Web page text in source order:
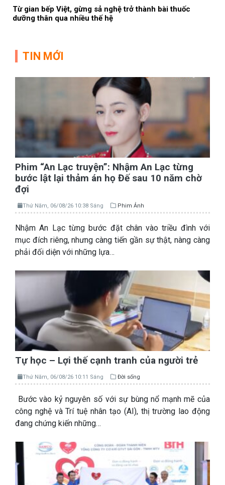
Từ gian bếp Việt, gừng sả nghệ trở thành bài thuốc
dưỡng thân qua nhiều thế hệ
TIN MỚI
Phim “An Lạc truyện”: Nhậm An Lạc từng
bước lật lại thảm án họ Đế sau 10 năm chờ
đợi
Thứ Năm, 06/08/26 10:38 Sáng Phim Ảnh
Nhậm An Lạc từng bước đặt chân vào triều đình với
mục đích riêng, nhưng càng tiến gần sự thật, nàng càng
phải đối diện với những lựa…
Tự học – Lợi thế cạnh tranh của người trẻ
Thứ Năm, 06/08/26 10:11 Sáng Đời sống
Bước vào kỷ nguyên số với sự bùng nổ mạnh mẽ của
công nghệ và Trí tuệ nhân tạo (AI), thị trường lao động
đang chứng kiến những…